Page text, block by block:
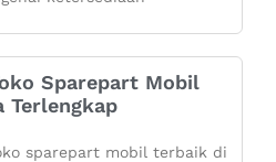
Sparepart Mobil
Terlengkap
sparepart mobil terbaik di